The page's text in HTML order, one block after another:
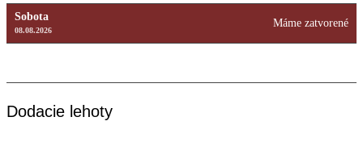
Sobota
08.08.2026
Máme zatvorené
Dodacie lehoty